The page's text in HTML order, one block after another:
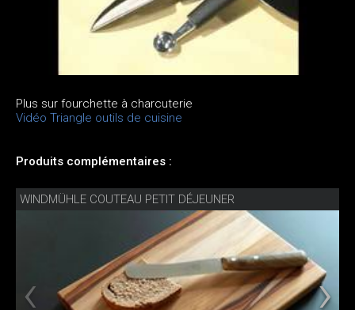
Plus sur fourchette à charcuterie
Vidéo Triangle outils de cuisine
Produits complémentaires :
WINDMÜHLE COUTEAU PETIT DÉJEUNER